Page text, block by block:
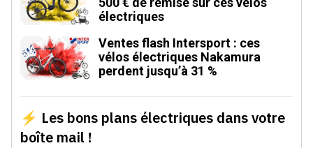
électriques
Ventes flash Intersport : ces
vélos électriques Nakamura
perdent jusqu’à 31 %
⚡ Les bons plans électriques dans votre
boîte mail !